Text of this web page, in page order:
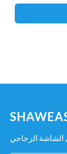
الشاشة الزجاجي